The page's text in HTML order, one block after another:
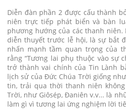
Diễn đàn phần 2 được cấu thành
niên trực tiếp phát biển và bàn
phương hướng của các thanh niên.
diễn thuyết trước lễ hội, là sự bắt
nhấn mạnh tầm quan trọng của
rằng “Tương lai phụ thuộc vào sự
trở thành vai chính của Tin Lành
lịch sử của Đức Chúa Trời giống
tin, trải qua thời thanh niên
Trời, như Giôsép, Đaniên v.v... là
làm gì vì tương lai ứng nghiệm lời